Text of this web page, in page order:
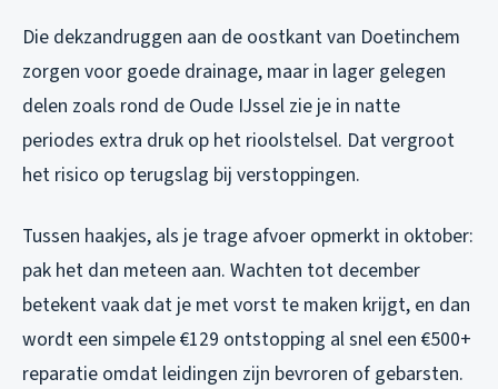
Die dekzandruggen aan de oostkant van Doetinchem
zorgen voor goede drainage, maar in lager gelegen
delen zoals rond de Oude IJssel zie je in natte
periodes extra druk op het rioolstelsel. Dat vergroot
het risico op terugslag bij verstoppingen.
Tussen haakjes, als je trage afvoer opmerkt in oktober:
pak het dan meteen aan. Wachten tot december
betekent vaak dat je met vorst te maken krijgt, en dan
wordt een simpele €129 ontstopping al snel een €500+
reparatie omdat leidingen zijn bevroren of gebarsten.